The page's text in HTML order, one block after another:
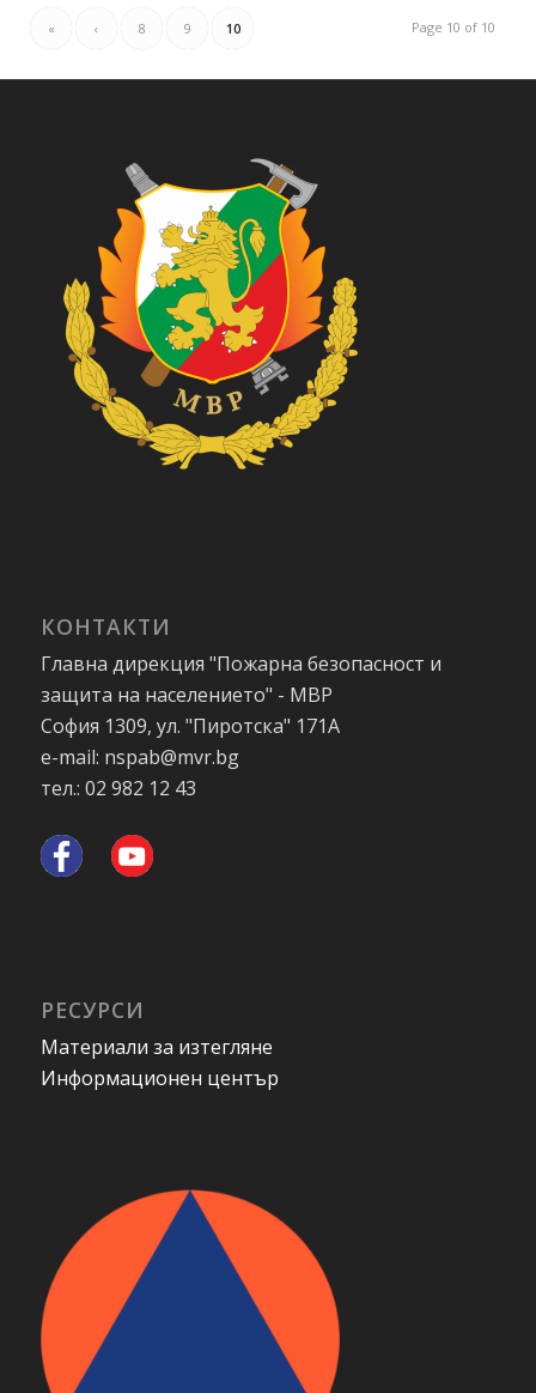
Page 10 of 10
« ‹ 8 9 10
КОНТАКТИ
Главна дирекция "Пожарна безопасност и
защита на населението" - МВР
София 1309, ул. "Пиротска" 171А
e-mail: nspab@mvr.bg
тел.: 02 982 12 43
РЕСУРСИ
Материали за изтегляне
Информационен център